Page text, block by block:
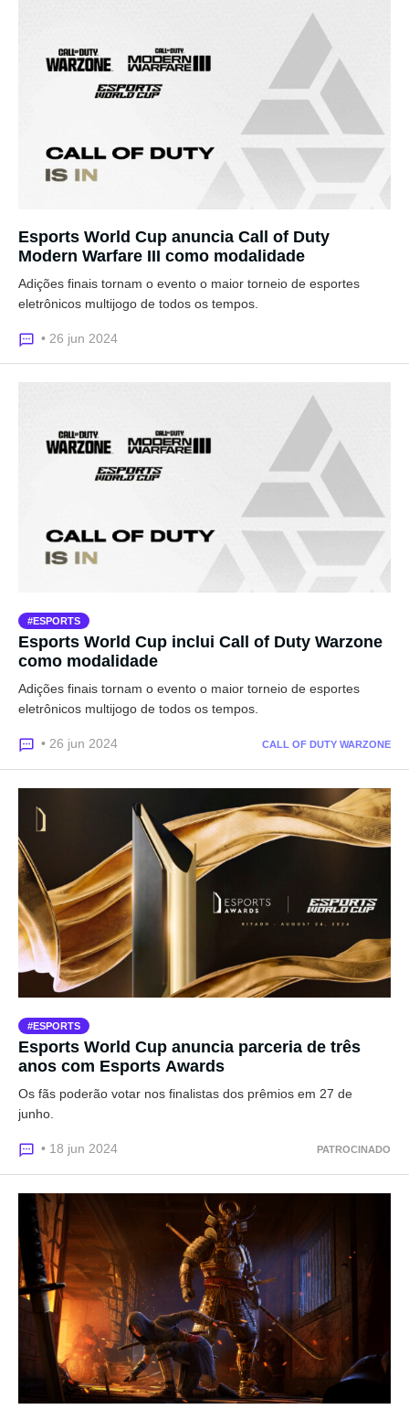
Esports World Cup anuncia Call of Duty
Modern Warfare III como modalidade
Adições finais tornam o evento o maior torneio de esportes
eletrônicos multijogo de todos os tempos.
• 26 jun 2024
ESPORTS
Esports World Cup inclui Call of Duty Warzone
como modalidade
Adições finais tornam o evento o maior torneio de esportes
eletrônicos multijogo de todos os tempos.
• 26 jun 2024 CALL OF DUTY WARZONE
ESPORTS
Esports World Cup anuncia parceria de três
anos com Esports Awards
Os fãs poderão votar nos finalistas dos prêmios em 27 de
junho.
• 18 jun 2024 PATROCINADO